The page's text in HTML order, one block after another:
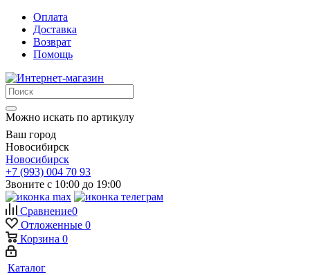
Оплата
Доставка
Возврат
Помощь
Можно искать по артикулу
Ваш город
Новосибирск
Новосибирск
+7 (993) 004 70 93
Звоните с 10:00 до 19:00
Сравнение0
Отложенные 0
Корзина 0
Каталог